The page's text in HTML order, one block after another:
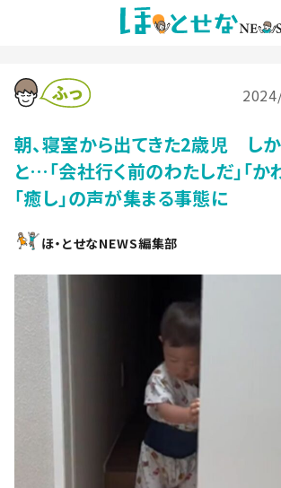
朝、寝室から出てきた2歳児 しか
と…「会社行く前のわたしだ」「か
「癒し」の声が集まる事態に
ほ・とせなNEWS編集部